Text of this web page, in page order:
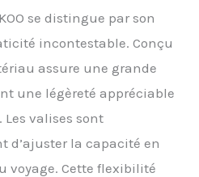
de surface, les chutes,
poignées, le roulement
des rouleaux, la
fermetures éclair, etc.
Enfin, la valise vous est
【Set 3 Valises M-L-XL --
Le Meilleur Choix Pour
se distingue par son
incontestable. Conçu
assure une grande
une légèreté appréciable
valises sont
d’ajuster la capacité en
voyage. Cette flexibilité